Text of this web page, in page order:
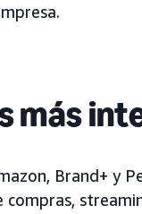
más
Brand+ y
compras,